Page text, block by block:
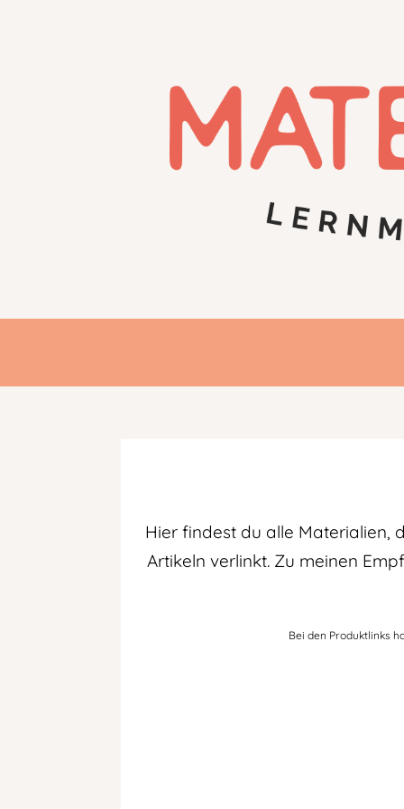
Hier findest du alle Materialien,
Artikeln verlinkt. Zu meinen
Bei den Produktlinks